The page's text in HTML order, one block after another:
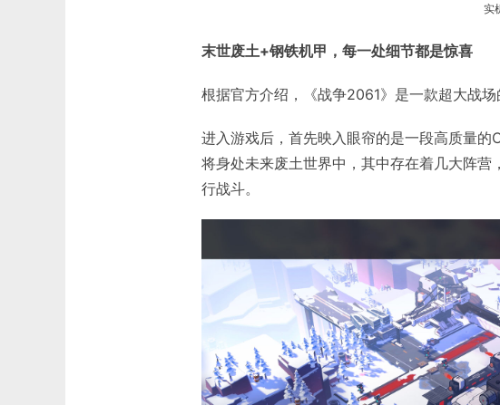
实
末世废土+钢铁机甲，每一处细节都是惊喜
根据官方介绍，《战争2061》是一款超大战场
进入游戏后，首先映入眼帘的是一段高质量
将身处未来废土世界中，其中存在着几大阵
行战斗。